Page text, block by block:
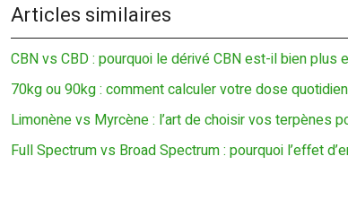
Articles similaires
CBN vs CBD : pourquoi le dérivé CBN est-il bien
70kg ou 90kg : comment calculer votre dose
Limonène vs Myrcène : l’art de choisir vos terpènes
Full Spectrum vs Broad Spectrum : pourquoi l’effet